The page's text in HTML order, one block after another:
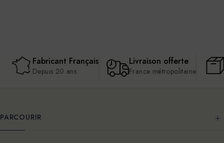
Fabricant Français
Depuis 20 ans
Livraison offerte
France métropolitaine
PARCOURIR